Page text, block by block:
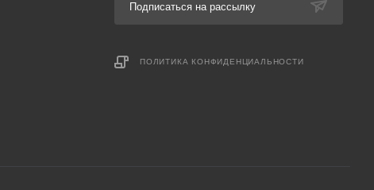
Подписаться на рассылку
ПОЛИТИКА КОНФИДЕНЦИАЛЬНОСТИ